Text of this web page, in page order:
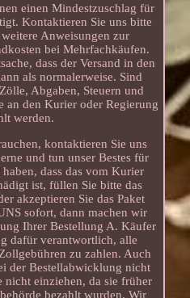
einen Mindestzuschlag für
Kontaktieren Sie uns bitte
Anweisungen zur
bei Mehrfachkäufen.
dass der Versand in den
als normalerweise. Sind
Abgaben, Steuern und
an den Kurier oder Regierung
werden.
kontaktieren Sie uns
und tun unser Bestes für
dass das vom Kurier
ist, füllen Sie bitte das
akzeptieren Sie das Paket
sofort, dann machen wir
Ihrer Bestellung A. Käufer
dafür verantwortlich, alle
zu zahlen. Auch
der Bestellabwicklung nicht
nicht einziehen, da sie früher
bezahlt wurden. Wir